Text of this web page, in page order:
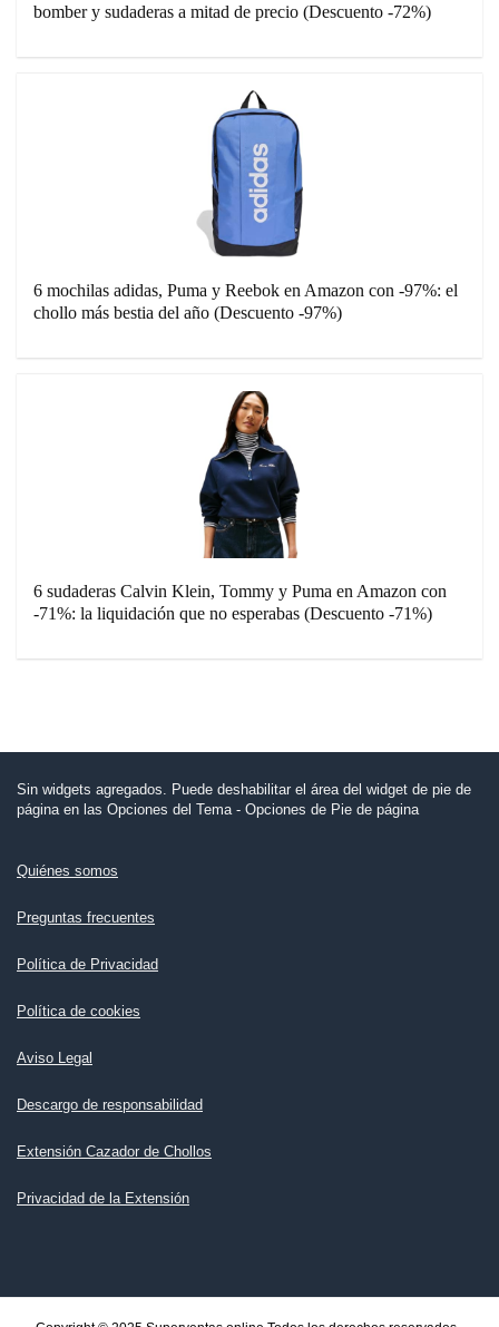
bomber y sudaderas a mitad de precio (Descuento -72%)
6 mochilas adidas, Puma y Reebok en Amazon con -97%: el
chollo más bestia del año (Descuento -97%)
6 sudaderas Calvin Klein, Tommy y Puma en Amazon con
-71%: la liquidación que no esperabas (Descuento -71%)
Sin widgets agregados. Puede deshabilitar el área del widget de pie de
página en las Opciones del Tema - Opciones de Pie de página
Quiénes somos
Preguntas frecuentes
Política de Privacidad
Política de cookies
Aviso Legal
Descargo de responsabilidad
Extensión Cazador de Chollos
Privacidad de la Extensión